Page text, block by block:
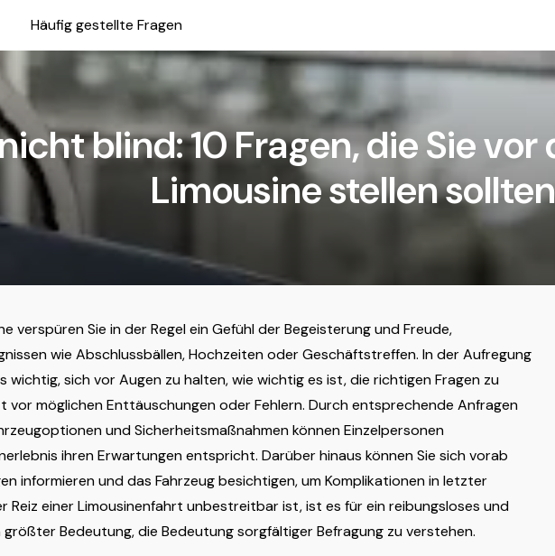
Häufig gestellte Fragen
blind: 10 Fragen, die Sie
Limousine stellen sollten
verspüren Sie in der Regel ein Gefühl der Begeisterung und Freude,
wie Abschlussbällen, Hochzeiten oder Geschäftstreffen. In der Aufregung
wichtig, sich vor Augen zu halten, wie wichtig es ist, die richtigen Fragen zu
vor möglichen Enttäuschungen oder Fehlern. Durch entsprechende Anfragen
und Sicherheitsmaßnahmen können Einzelpersonen
ihren Erwartungen entspricht. Darüber hinaus können Sie sich vorab
informieren und das Fahrzeug besichtigen, um Komplikationen in letzter
Reiz einer Limousinenfahrt unbestreitbar ist, ist es für ein reibungsloses und
Bedeutung, die Bedeutung sorgfältiger Befragung zu verstehen.